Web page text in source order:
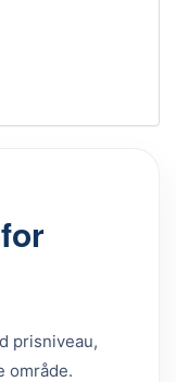
prisniveau,
område.